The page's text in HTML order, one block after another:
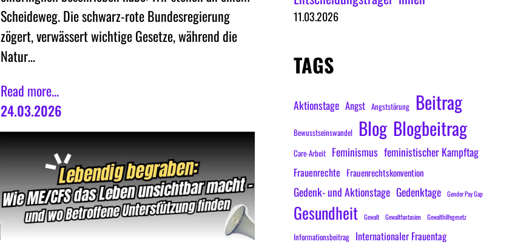
Scheideweg. Die schwarz-rote Bundesregierung
zögert, verwässert wichtige Gesetze, während die
Natur…
Read more...
24.03.2026
11.03.2026
TAGS
Aktionstage Angst Angststörung Beitrag
Bewusstseinswandel Blog Blogbeitrag
Care-Arbeit Feminismus feministischer Kampftag
Frauenrechte Frauenrechtskonvention
Gedenk- und Aktionstage Gedenktage Gender Pay Gap
Gesundheit Gewalt Gewaltfantasien Gewalthilfegesetz
Informationsbeitrag Internationaler Frauentag